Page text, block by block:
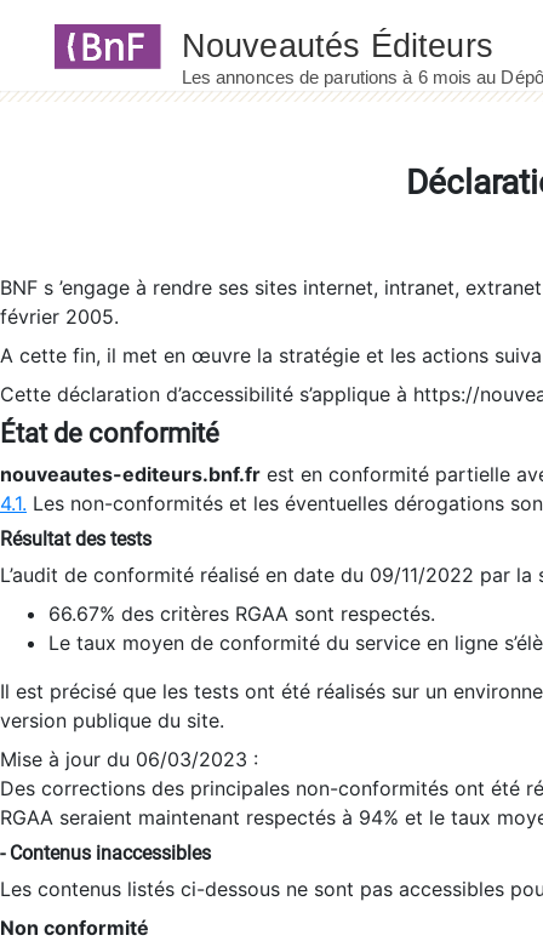
BNF s ’engage à rendre ses sites internet, intranet,
février 2005.
A cette fin, il met en œuvre la stratégie et les actions
Cette déclaration d’accessibilité s’applique à https://
État de conformité
nouveautes-editeurs.bnf.fr est en conformité partielle
4.1. Les non-conformités et les éventuelles dérogations
Résultat des tests
L’audit de conformité réalisé en date du 09/11/2022 par
66.67% des critères RGAA sont respectés.
Le taux moyen de conformité du service en ligne
Il est précisé que les tests ont été réalisés sur un
version publique du site.
Mise à jour du 06/03/2023 :
Des corrections des principales non-conformités ont été
RGAA seraient maintenant respectés à 94% et le taux
- Contenus inaccessibles
Les contenus listés ci-dessous ne sont pas accessibles
Non conformité